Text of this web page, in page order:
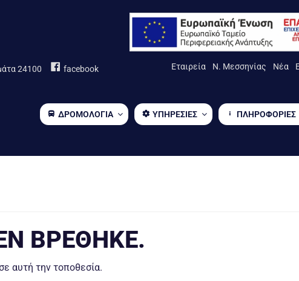
24100 facebook Εταιρεία Ν. Μεσσηνίας Νέα
ΔΡΟΜΟΛΟΓΙΑ ΥΠΗΡΕΣΙΕΣ ΠΛΗΡΟΦΟΡΙΕΣ
ΒΡΈΘΗΚΕ.
αυτή την τοποθεσία.